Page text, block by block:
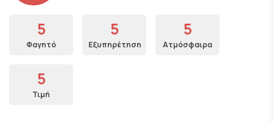
5
Φαγητό
5
Εξυπηρέτηση
5
Ατμόσφαιρα
5
Τιμή